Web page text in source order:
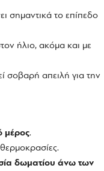
σημαντικά το επίπεδο
ήλιο, ακόμα και με
σοβαρή απειλή για την
μέρος.
δωματίου άνω των